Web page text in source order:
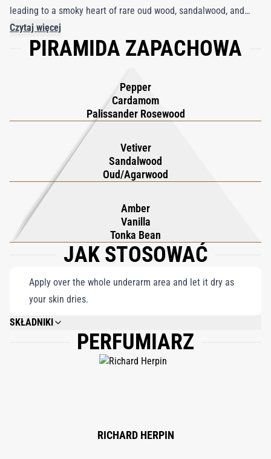
leading to a smoky heart of rare oud wood, sandalwood, and
earthy vetiver. The rich warmth of tonka bean and amber
follows, leaving a lasting impression that carries you through
drying odor protection, ensuring you stay dry and fresh. Its
convenient stick format offers an effortless, mess-free
application, making it perfect for those who value both luxury
and practicality. Experience the regal scent of oud wood, crafted
for the modern individual who appreciates sophistication and
function in every step of their daily regimen.
Czytaj więcej
PIRAMIDA ZAPACHOWA
Pepper
Cardamom
Palissander Rosewood
Vetiver
Sandalwood
Oud/Agarwood
Amber
Vanilla
Tonka Bean
JAK STOSOWAĆ
Apply over the whole underarm area and let it dry as
your skin dries.
SKŁADNIKI
ALCOHOL DENAT., WATER, PROPYLENE GLYCOL, SODIUM STEARATE,
FRAGRANCE, CAPRYLOYL GLYCINE, LINALOOL, COUMARIN.
PERFUMIARZ
RICHARD HERPIN